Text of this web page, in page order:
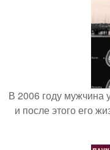
В 2006 году мужчина
и после этого его